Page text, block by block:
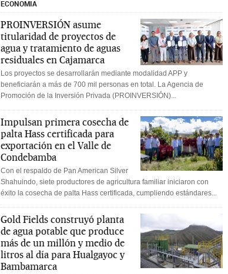
ECONOMIA
PROINVERSIÓN asume
titularidad de proyectos de
agua y tratamiento de aguas
residuales en Cajamarca
Los proyectos se desarrollarán mediante modalidad APP y
beneficiarán a más de 700 mil personas en total. La Agencia de
Promoción de la Inversión Privada (PROINVERSIÓN)...
Impulsan primera cosecha de
palta Hass certificada para
exportación en el Valle de
Condebamba
Con el respaldo de Pan American Silver
Shahuindo, siete productores de agricultura familiar iniciaron con
éxito la cosecha de palta Hass certificada, cumpliendo estándares...
Gold Fields construyó planta
de agua potable que produce
más de un millón y medio de
litros al día para Hualgayoc y
Bambamarca